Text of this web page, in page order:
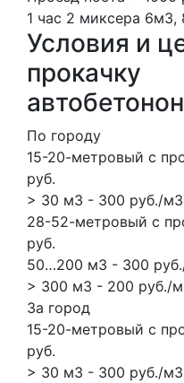
1 час 2 миксера 6м3,
Условия и
прокачку
По городу
15-20-метровый с
руб.
> 30 м3 - 300 руб./м3
28-52-метровый с
руб.
50…200 м3 - 300
> 300 м3 - 200 руб./
За город
15-20-метровый с
руб.
> 30 м3 - 300 руб./м3